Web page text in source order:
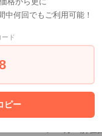
・電子レンジ
・高温のも
サイズ：約
素材：チーク
メーカー：[
メーカー所在
もご利用可能！
ード
ピー